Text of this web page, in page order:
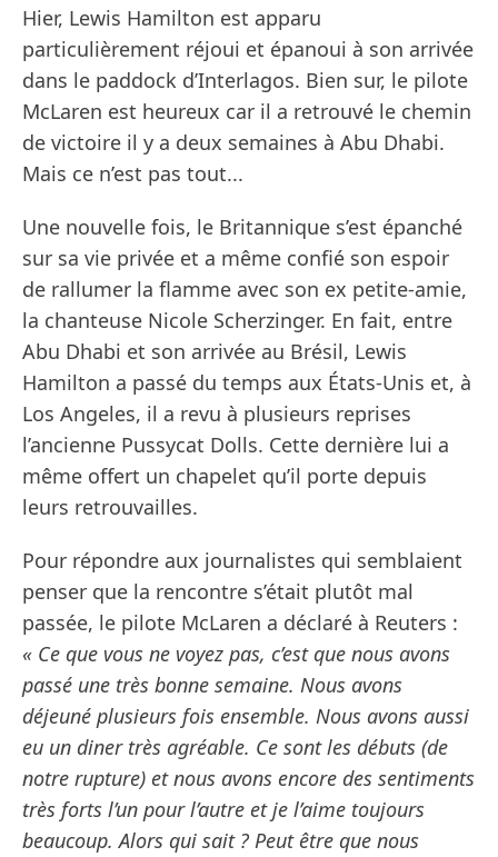
Hier, Lewis Hamilton est apparu
particulièrement réjoui et épanoui à son arrivée
dans le paddock d’Interlagos. Bien sur, le pilote
McLaren est heureux car il a retrouvé le chemin
de victoire il y a deux semaines à Abu Dhabi.
Mais ce n’est pas tout...
Une nouvelle fois, le Britannique s’est épanché
sur sa vie privée et a même confié son espoir
de rallumer la flamme avec son ex petite-amie,
la chanteuse Nicole Scherzinger. En fait, entre
Abu Dhabi et son arrivée au Brésil, Lewis
Hamilton a passé du temps aux États-Unis et, à
Los Angeles, il a revu à plusieurs reprises
l’ancienne Pussycat Dolls. Cette dernière lui a
même offert un chapelet qu’il porte depuis
leurs retrouvailles.
Pour répondre aux journalistes qui semblaient
penser que la rencontre s’était plutôt mal
passée, le pilote McLaren a déclaré à Reuters :
« Ce que vous ne voyez pas, c’est que nous avons
passé une très bonne semaine. Nous avons
déjeuné plusieurs fois ensemble. Nous avons aussi
eu un diner très agréable. Ce sont les débuts (de
notre rupture) et nous avons encore des sentiments
très forts l’un pour l’autre et je l’aime toujours
beaucoup. Alors qui sait ? Peut être que nous